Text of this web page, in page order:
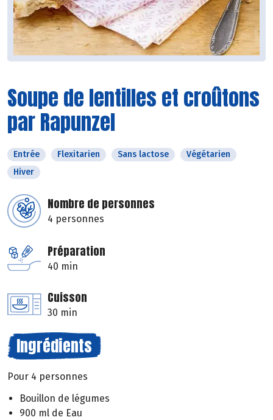
Soupe de lentilles et croûtons
par Rapunzel
Entrée Flexitarien Sans lactose
Végétarien
Hiver
Nombre de personnes
4 personnes
Préparation
40 min
Cuisson
30 min
Ingrédients
Pour 4 personnes
Bouillon de légumes
900 ml de Eau